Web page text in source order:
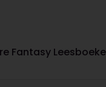
Fantasy